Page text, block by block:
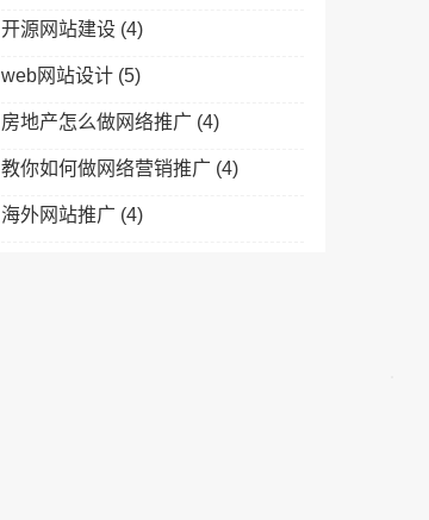
开源网站建设 (4)
web网站设计 (5)
房地产怎么做网络推广 (4)
教你如何做网络营销推广 (4)
海外网站推广 (4)